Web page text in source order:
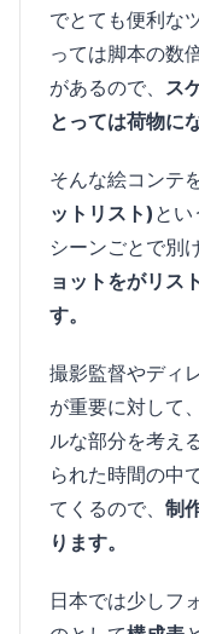
でとても便利な
っては脚本の数
があるので、 ス
とっては荷物に
そんな絵コンテ
ットリスト) と
シーンごとで別
ョットをがリス
す。
撮影監督やディ
が重要に対して
ルな部分を考え
られた時間の中
てくるので、 制
ります。
日本では少しフ